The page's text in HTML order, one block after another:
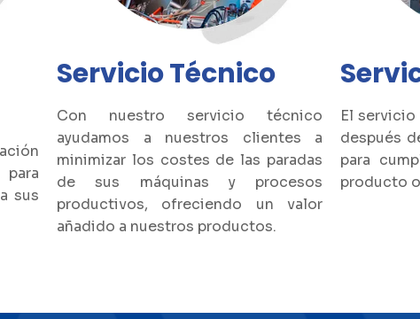
sus
Servicio Técnico
Con nuestro servicio técnico
ayudamos a nuestros clientes a
minimizar los costes de las paradas
de sus máquinas y procesos
productivos, ofreciendo un valor
añadido a nuestros productos.
El
después
para
producto